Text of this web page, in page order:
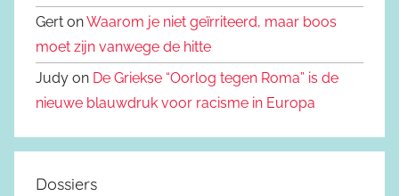
Gert onWaarom je niet geïrriteerd, maar boos
moet zijn vanwege de hitte
Judy on De Griekse “Oorlog tegen Roma” is de
nieuwe blauwdruk voor racisme in Europa
Dossiers